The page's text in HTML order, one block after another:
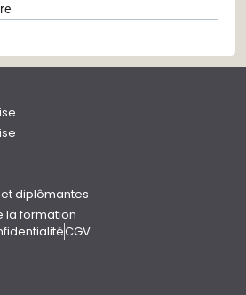
diplômantes
la formation
CGV